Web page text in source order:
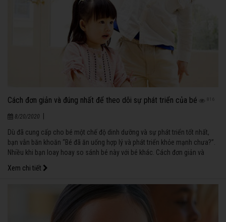
Cách đơn giản và đúng nhất để theo dõi sự phát triển của bé 816
8/20/2020
Dù đã cung cấp cho bé một chế độ dinh dưỡng và sự phát triển tốt nhất,
bạn vẫn băn khoăn “Bé đã ăn uống hợp lý và phát triển khỏe mạnh chưa?”.
Nhiều khi bạn loay hoay so sánh bé này với bé khác. Cách đơn giản và
đúng nhất để theo dõi sự phát triển của bé là thông qua thước đo chỉ số
khối cơ thể (BMI) theo từng độ tuổi.
Xem chi tiết